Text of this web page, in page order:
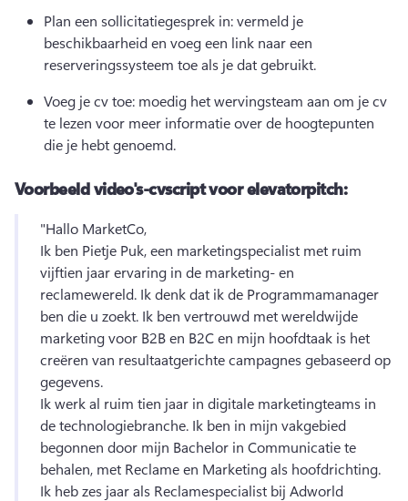
Plan een sollicitatiegesprek in: vermeld je
beschikbaarheid en voeg een link naar een
reserveringssysteem toe als je dat gebruikt.
Voeg je cv toe: moedig het wervingsteam aan om je cv
te lezen voor meer informatie over de hoogtepunten
die je hebt genoemd.
Voorbeeld video's-cvscript voor elevatorpitch:
"Hallo MarketCo,
Ik ben Pietje Puk, een marketingspecialist met ruim
vijftien jaar ervaring in de marketing- en
reclamewereld. Ik denk dat ik de Programmamanager
ben die u zoekt. Ik ben vertrouwd met wereldwijde
marketing voor B2B en B2C en mijn hoofdtaak is het
creëren van resultaatgerichte campagnes gebaseerd op
gegevens.
Ik werk al ruim tien jaar in digitale marketingteams in
de technologiebranche. Ik ben in mijn vakgebied
begonnen door mijn Bachelor in Communicatie te
Ik heb zes jaar als Reclamespecialist bij Adworld